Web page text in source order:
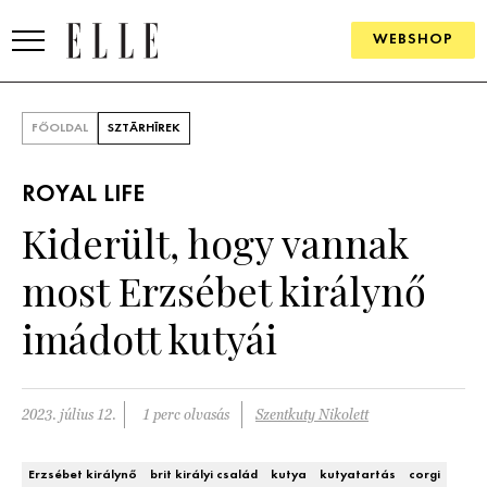
WEBSHOP
SZÉPSÉG
ÉLETMÓD
PÁRKAPCSOLAT
FŐOLDAL SZTÁRHÍREK
ROYAL LIFE
Kiderült, hogy vannak
most Erzsébet királynő
imádott kutyái
2023. július 12. 1 perc olvasás Szentkuty Nikolett
Erzsébet királynő brit királyi család kutya kutyatartás
corgi